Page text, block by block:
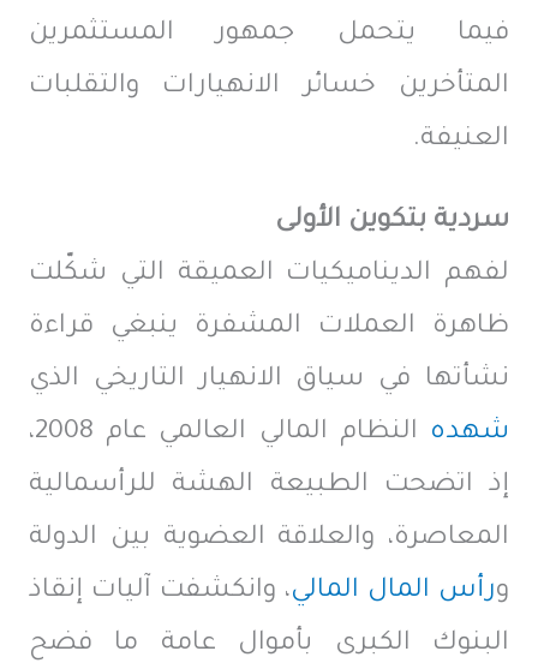
فيما يتحمل جمهور المستثمرين
المتأخرين خسائر الانهيارات والتقلبات
العنيفة.
سردية بتكوين الأولى
لفهم الديناميكيات العميقة التي شكّلت
ظاهرة العملات المشفرة ينبغي قراءة
نشأتها في سياق الانهيار التاريخي الذي
شهده
النظام المالي العالمي عام 2008،
إذ اتضحت الطبيعة الهشة للرأسمالية
المعاصرة، والعلاقة العضوية بين الدولة
ورأس المال المالي، وانكشفت آليات إنقاذ
البنوك الكبرى بأموال عامة ما فضح